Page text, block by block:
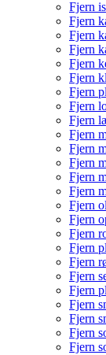
Fjern is
Fjern
Fjern
Fjern
Fjern
Fjern
Fjern
Fjern
Fjern
Fjern
Fjern
Fjern
Fjern
Fjern
Fjern
Fjern
Fjern
Fjern
Fjern
Fjern
Fjern
Fjern
Fjern
Fjern
Fjern